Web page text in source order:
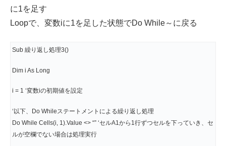
に1を足す
Loopで、変数iに1を足した状態でDo While～に戻る
Sub 繰り返し処理3()
Dim i As Long
i = 1 ‘変数iの初期値を設定
‘以下、Do Whileステートメントによる繰り返し処理
Do While Cells(i, 1).Value <> “” ‘セルA1から1行ずつセルを下っていき、セ
ルが空欄でない場合は処理実行